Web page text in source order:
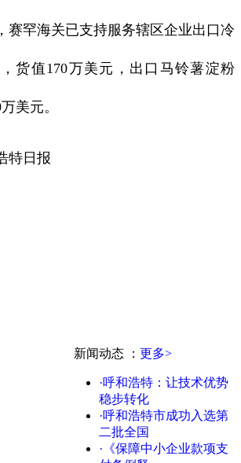
赛罕海关已支持服务辖区企业出口冷
货值170万美元，出口马铃薯淀粉
美元。
日报
新闻动态 ： 更多>
·呼和浩特：让技术优势
稳步转化
·呼和浩特市成功入选第
二批全国
·《保障中小企业款项支